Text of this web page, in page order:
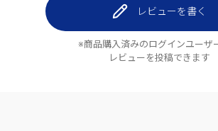
レビューを書く
※商品購入済みのログインユーザ
レビューを投稿できます